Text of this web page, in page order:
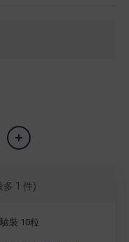
多 1 件)
裝 10粒